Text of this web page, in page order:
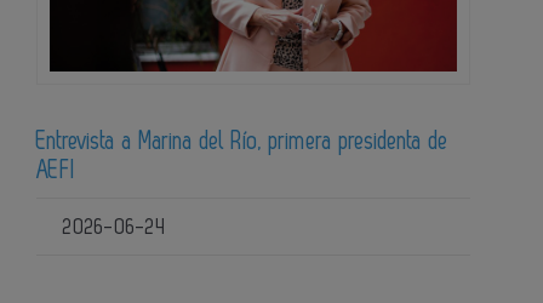
Entrevista a Marina del Río, primera presidenta de
AEFI
2026-06-24